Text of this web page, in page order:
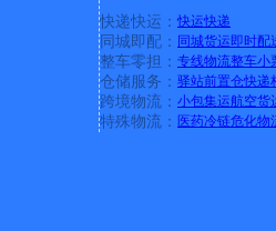
快递快运： 快运快递
同城即配： 同城货运即时配
整车零担： 专线物流整车小
仓储服务： 驿站前置仓快递
跨境物流： 小包集运航空货
特殊物流： 医药冷链危化物
，泰山路，
）有限公司
保科技有限
发电设备有